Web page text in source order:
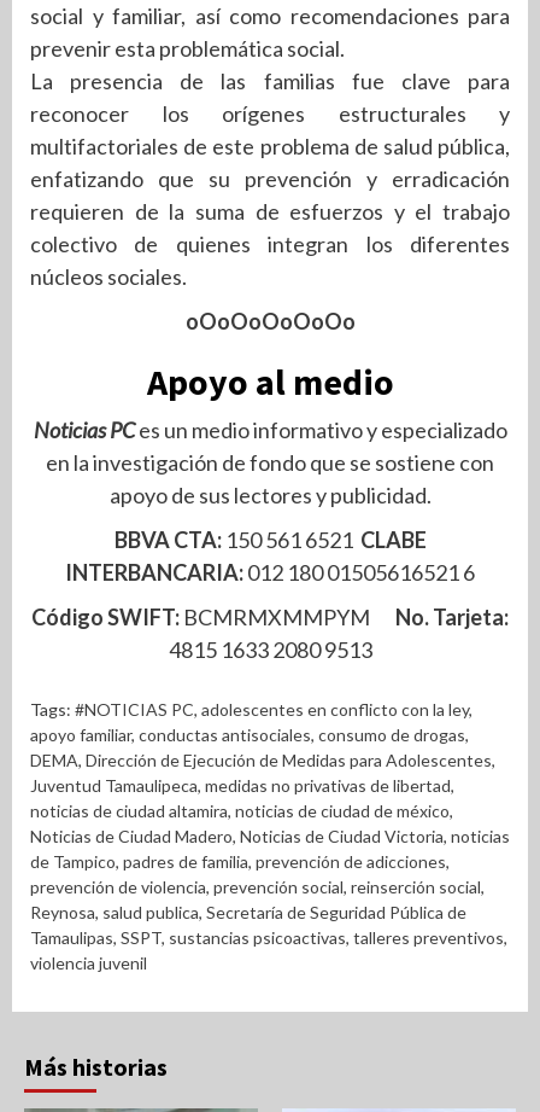
social y familiar, así como recomendaciones para
prevenir esta problemática social.
La presencia de las familias fue clave para
reconocer los orígenes estructurales y
multifactoriales de este problema de salud pública,
enfatizando que su prevención y erradicación
requieren de la suma de esfuerzos y el trabajo
colectivo de quienes integran los diferentes
núcleos sociales.
oOoOoOoOoOo
Apoyo al medio
Noticias PCes un medio informativo y especializado
en la investigación de fondo que se sostiene con
apoyo de sus lectores y publicidad.
BBVA CTA: 150 561 6521 CLABE
INTERBANCARIA:012 180 01505616521 6
Código SWIFT: BCMRMXMMPYM No. Tarjeta:
4815 1633 2080 9513
Tags: #NOTICIAS PC, adolescentes en conflicto con la ley,
apoyo familiar, conductas antisociales, consumo de drogas,
DEMA, Dirección de Ejecución de Medidas para Adolescentes,
Juventud Tamaulipeca, medidas no privativas de libertad,
noticias de ciudad altamira, noticias de ciudad de méxico,
Noticias de Ciudad Madero, Noticias de Ciudad Victoria, noticias
de Tampico, padres de familia, prevención de adicciones,
prevención de violencia, prevención social, reinserción social,
Reynosa, salud publica, Secretaría de Seguridad Pública de
Tamaulipas, SSPT, sustancias psicoactivas, talleres preventivos,
violencia juvenil
Más historias